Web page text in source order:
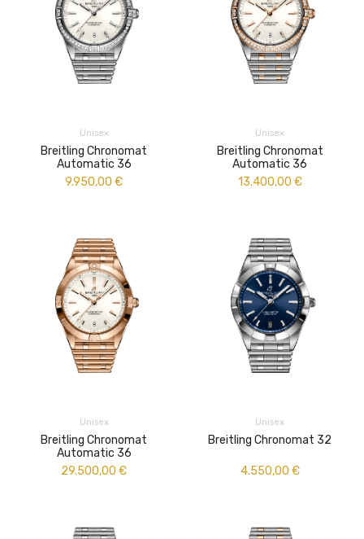
Unisex
Breitling Chronomat
Automatic 36
9.950,00 €
Unisex
Breitling Chronomat
Automatic 36
13.400,00 €
Unisex
Breitling Chronomat
Automatic 36
29.500,00 €
Unisex
Breitling Chronomat 32
4.550,00 €